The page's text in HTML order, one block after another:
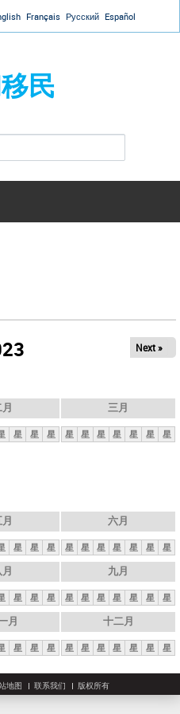
Français Русский Español
民
Next »
星 星 星
三月
星 星 星 星 星 星 星
星 星 星
六月
星 星 星 星 星 星 星
星 星 星
九月
星 星 星 星 星 星 星
月
星 星 星
十二月
星 星 星 星 星 星 星
地图 联系我们 版权所有